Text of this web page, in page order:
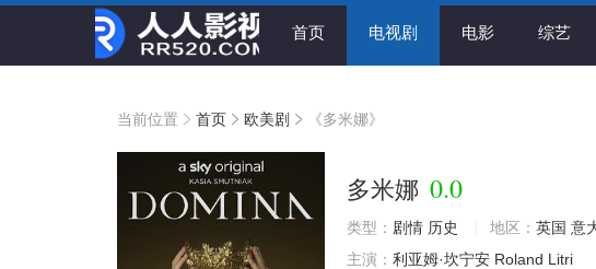
首页 电视剧 电影 综艺
当前位置 首页 欧美剧 《多米娜》
多米娜 0.0
类型： 剧情 历史 地区： 英国 意
主演： 利亚姆·坎宁安 Roland Litri